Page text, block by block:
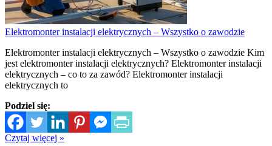
Elektromonter instalacji elektrycznych – Wszystko o zawodzie
Elektromonter instalacji elektrycznych – Wszystko o zawodzie Kim
jest elektromonter instalacji elektrycznych? Elektromonter instalacji
elektrycznych – co to za zawód? Elektromonter instalacji
elektrycznych to
Podziel się:
Czytaj więcej »